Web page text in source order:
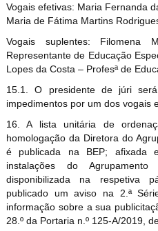
Vogais efetivas: Maria Fernanda
Maria de Fátima Martins
Vogais suplentes: Filomena
Representante de Educação
Lopes da Costa – Profesª de
15.1. O presidente de júri
impedimentos por um dos vogais
16. A lista unitária de
homologação da Diretora do
é publicada na BEP; afixada
instalações do
disponibilizada na respetiva
publicado um aviso na 2.ª
informação sobre a sua
28.º da Portaria n.º 125-A/2019,